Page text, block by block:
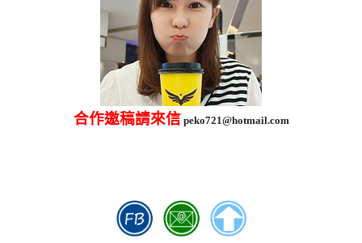
合作邀稿請來信 peko721@hotmail.com